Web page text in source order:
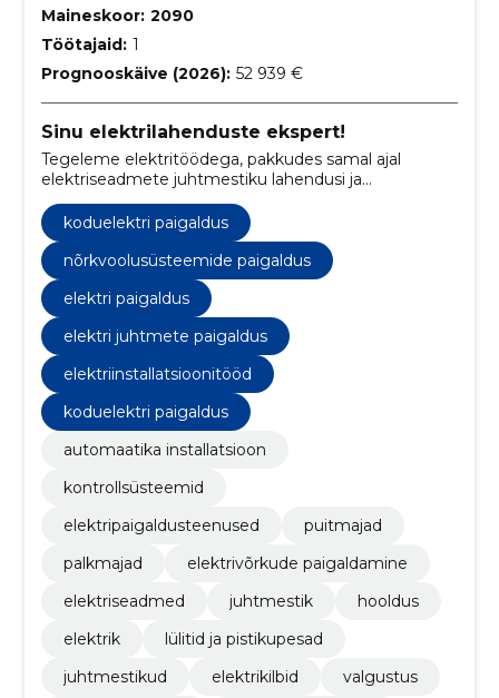
Maineskoor: 2090
Töötajaid: 1
Prognooskäive (2026): 52 939 €
Sinu elektrilahenduste ekspert!
Tegeleme elektritöödega, pakkudes samal ajal
elektriseadmete juhtmestiku lahendusi ja
ja professionaalse elektrilahenduse.
koduelektri paigaldus
nõrkvoolusüsteemide paigaldus
elektri paigaldus
elektri juhtmete paigaldus
elektriinstallatsioonitööd
koduelektri paigaldus
automaatika installatsioon
kontrollsüsteemid
elektripaigaldusteenused
puitmajad
palkmajad
elektrivõrkude paigaldamine
elektriseadmed
juhtmestik
hooldus
elektrik
lülitid ja pistikupesad
juhtmestikud
elektrikilbid
valgustus